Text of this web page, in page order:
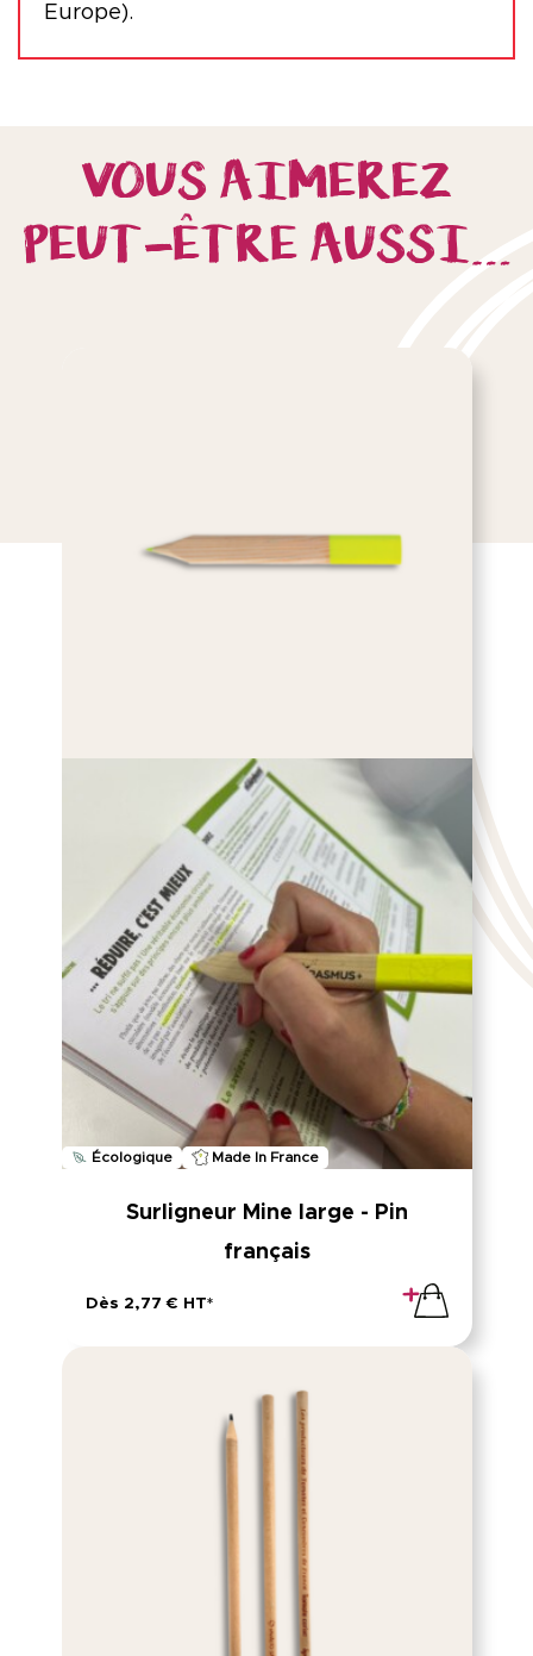
Europe).
VOUS AIMEREZ
PEUT-ÊTRE AUSSI…
Écologique Made In France
Surligneur Mine large - Pin
français
Dès 2,77 € HT*